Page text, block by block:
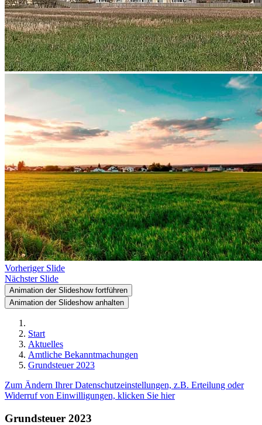
Vorheriger Slide
Nächster Slide
Animation der Slideshow fortführen
Animation der Slideshow anhalten
Start
Aktuelles
Amtliche Bekanntmachungen
Grundsteuer 2023
Zum Ändern Ihrer Datenschutzeinstellungen, z.B. Erteilung oder
Widerruf von Einwilligungen, klicken Sie hier
Grundsteuer 2023